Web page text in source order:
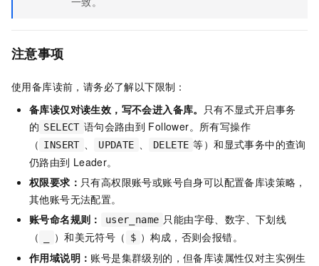
注意事项
使用备库读前，请务必了解以下限制：
备库读仅对读生效，写不会进入备库。 只有不显式开启事务
的 SELECT 语句会路由到 Follower。所有写操作
（ INSERT UPDATE DELETE 等）和显式事务中的查询
仍路由到 Leader。
权限要求： 只有高权限账号或账号自身可以配置备库读策略，
其他账号无法配置。
账号命名规则：
user_name 只能由字母、数字、下划线
（
）和美元符号（ $ ）构成，否则会报错。
作用域说明： 账号是集群级别的，但备库读属性仅对主实例生